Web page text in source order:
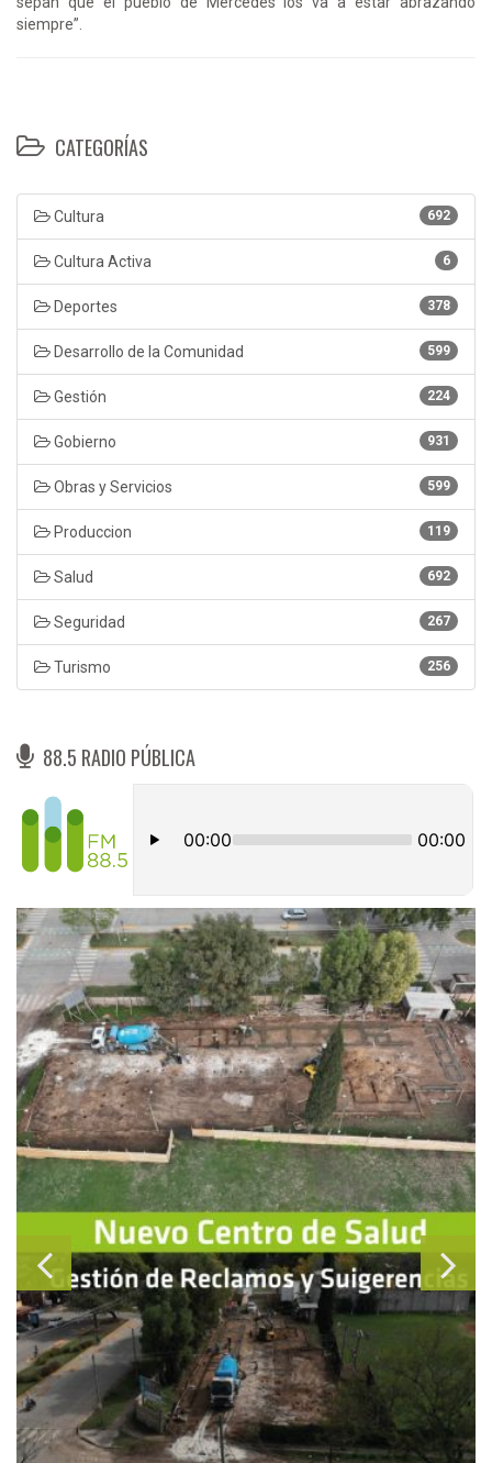
siempre”.
CATEGORÍAS
692
Cultura
6
Cultura Activa
378
Deportes
599
Desarrollo de la Comunidad
224
Gestión
931
Gobierno
599
Obras y Servicios
119
Produccion
692
Salud
267
Seguridad
256
Turismo
88.5 RADIO PÚBLICA